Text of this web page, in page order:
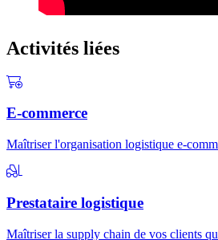
Activités liées
E-commerce
Maîtriser l'organisation logistique e-
Prestataire logistique
Maîtriser la supply chain de vos clients